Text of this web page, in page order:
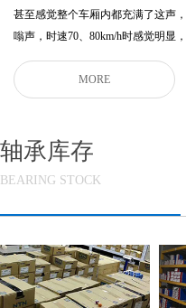
甚至感觉整个车厢内都充满了这声
嗡声，时速70、80km/h时感觉明显，
MORE
轴承库存
BEARING STOCK